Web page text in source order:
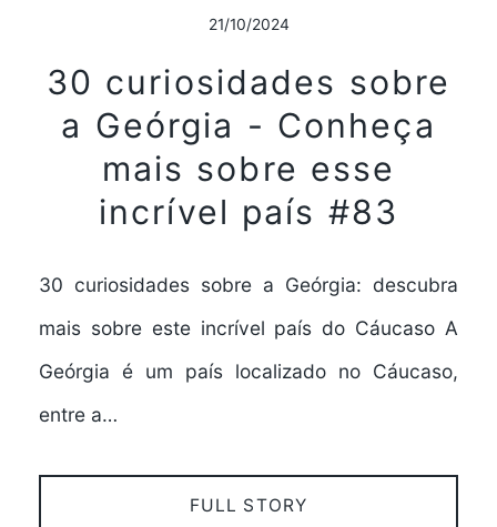
21/10/2024
30 curiosidades sobre
a Geórgia - Conheça
mais sobre esse
incrível país #83
30 curiosidades sobre a Geórgia: descubra
mais sobre este incrível país do Cáucaso A
Geórgia é um país localizado no Cáucaso,
entre a…
FULL STORY